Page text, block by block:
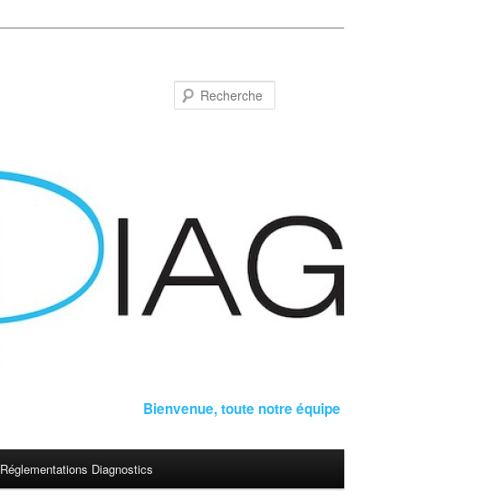
Bienvenue, toute notre équipe est à votre disposition,
Réglementations Diagnostics